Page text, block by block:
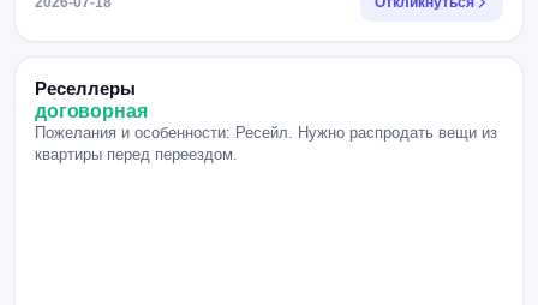
Реселлеры
договорная
Пожелания и особенности: Ресейл. Нужно распродать вещи из
квартиры перед переездом.